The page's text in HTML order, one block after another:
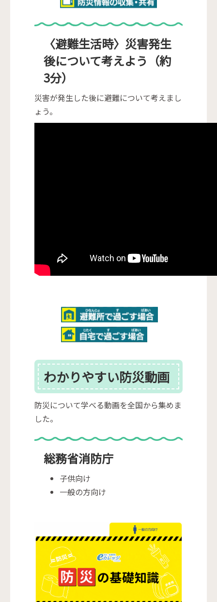
〈避難生活時〉災害発生
後について考えよう（約
3分）
災害が発生した後に避難について考えまし
ょう。
わかりやすい防災動画
防災について学べる動画を全国から集めま
した。
総務省消防庁
子供向け
一般の方向け